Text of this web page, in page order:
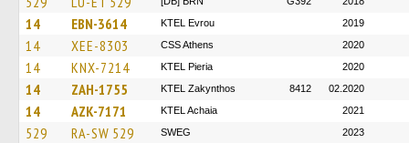
14 EBN-3614 KTEL Evrou 2019
14 XEE-8303 CSS Athens 2020
14 KNX-7214 KTEL Pieria 2020
14 ZAH-1755 KTEL Zakynthos 8412 02.2020
14 AZK-7171 KTEL Achaia 2021
529 RA-SW 529 SWEG 2023